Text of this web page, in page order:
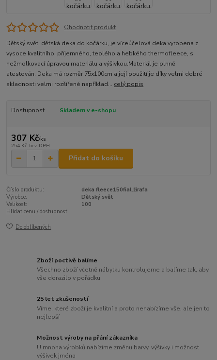
Ohodnotit produkt
Dětský svět, dětská deka do kočárku, je víceúčelová deka vyrobena z
vysoce kvalitního, příjemného, teplého a hebkého thermofleece, s
nežmolkovací úpravou materiálu a výšivkou.Materiál je plnně
atestován. Deka má rozměr 75x100cm a její použití je díky velmi dobré
skladnosti velmi rozšířené například... celý popis
Dostupnost Skladem v e-shopu
307 Kč/ks
254 Kč bez DPH
Přidat do košíku
Číslo produktu:
deka fleece150fial.žirafa
Výrobce:
Dětský svět
Velikost:
100
Hlídat cenu / dostupnost
Do oblíbených
Zboží poctivě balíme
Všechno zboží včetně nábytku kontrolujeme a balíme tak, aby
vše dorazilo v pořádku
25 let zkušeností
Víme, které zboží je kvalitní a proto nenabízíme vše, ale jen to
nejlepší
Možnost výroby na přání zákazníka
U mnoha výrobků nabízíme změnu barvy, výšivky i možnost
výšivek jména